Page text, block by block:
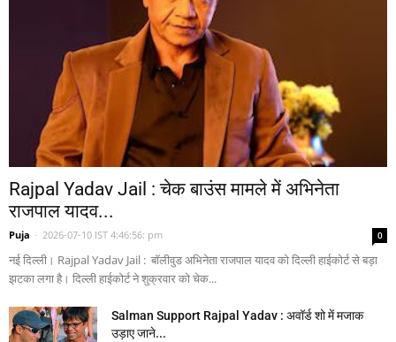
Rajpal Yadav Jail : चेक बाउंस मामले में अभिनेता
राजपाल यादव...
Puja - 2026-07-10 IST 4:46:56: pm 0
नई दिल्ली। Rajpal Yadav Jail : बॉलीवुड अभिनेता राजपाल यादव को दिल्ली हाईकोर्ट से बड़ा
झटका लगा है। दिल्ली हाईकोर्ट ने शुक्रवार को चेक...
Salman Support Rajpal Yadav : अवॉर्ड शो में मजाक
उड़ाए जाने...